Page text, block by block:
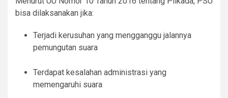
bisa dilaksanakan jika:
Terjadi kerusuhan yang mengganggu jalannya
pemungutan suara
Terdapat kesalahan administrasi yang
memengaruhi suara